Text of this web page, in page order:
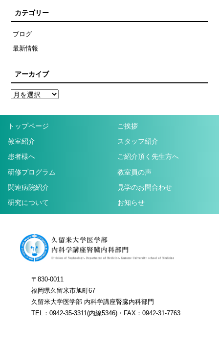
カテゴリー
ブログ
最新情報
アーカイブ
トップページ
ご挨拶
教室紹介
スタッフ紹介
患者様へ
ご紹介頂く先生方へ
研修プログラム
教室員の声
関連病院紹介
見学のお問合わせ
研究について
お知らせ
〒830-0011
福岡県久留米市旭町67
久留米大学医学部 内科学講座腎臓内科部門
TEL：0942-35-3311(内線5346)・FAX：0942-31-7763